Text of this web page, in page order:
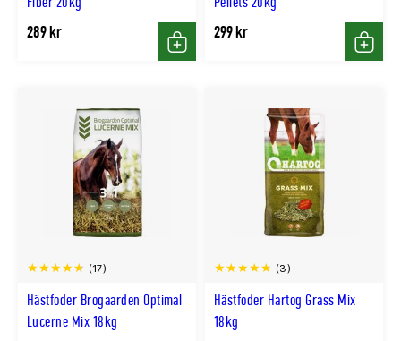
289 kr
Köp
299 kr
Köp
Hästfoder Brogaarden Optimal
Lucerne Mix 18kg
(17)
Hästfoder Hartog Grass Mix
18kg
(3)